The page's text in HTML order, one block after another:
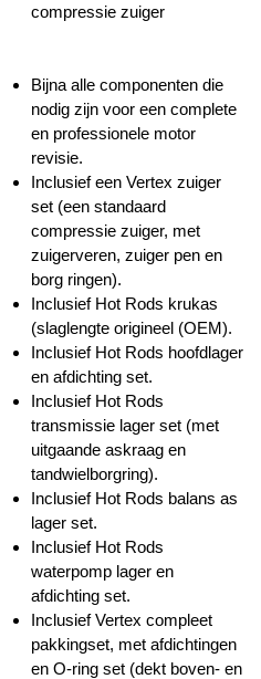
compressie zuiger
Bijna alle componenten die
nodig zijn voor een complete
en professionele motor
revisie.
Inclusief een Vertex zuiger
set (een standaard
compressie zuiger, met
zuigerveren, zuiger pen en
borg ringen).
Inclusief Hot Rods krukas
(slaglengte origineel (OEM).
Inclusief Hot Rods hoofdlager
en afdichting set.
Inclusief Hot Rods
transmissie lager set (met
uitgaande askraag en
tandwielborgring).
Inclusief Hot Rods balans as
lager set.
Inclusief Hot Rods
waterpomp lager en
afdichting set.
Inclusief Vertex compleet
pakkingset, met afdichtingen
en O-ring set (dekt boven- en